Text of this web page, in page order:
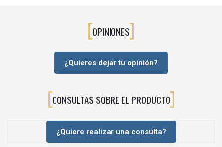
OPINIONES
¿Quieres dejar tu opinión?
CONSULTAS SOBRE EL PRODUCTO
¿Quiere realizar una consulta?